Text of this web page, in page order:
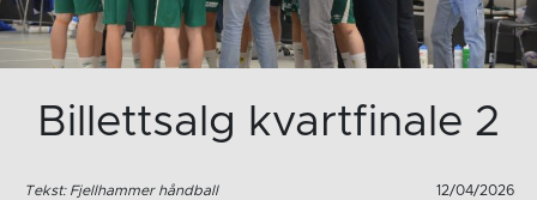
Billettsalg kvartfinale 2
Tekst: Fjellhammer håndball 12/04/2026